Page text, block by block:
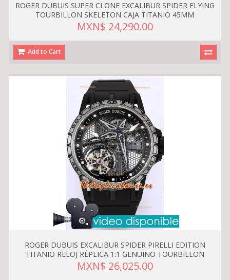
ROGER DUBUIS SUPER CLONE EXCALIBUR SPIDER FLYING
TOURBILLON SKELETON CAJA TITANIO 45MM
MXN$ 24,290.00
Add to Cart
ROGER DUBUIS EXCALIBUR SPIDER PIRELLI EDITION
TITANIO RELOJ RÉPLICA 1:1 GENUINO TOURBILLON
MXN$ 26,025.00